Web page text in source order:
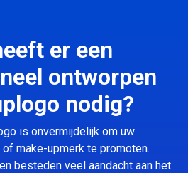
er een
ontworpen
nodig?
is onvermijdelijk om uw
make-upmerk te promoten.
besteden veel aandacht aan het